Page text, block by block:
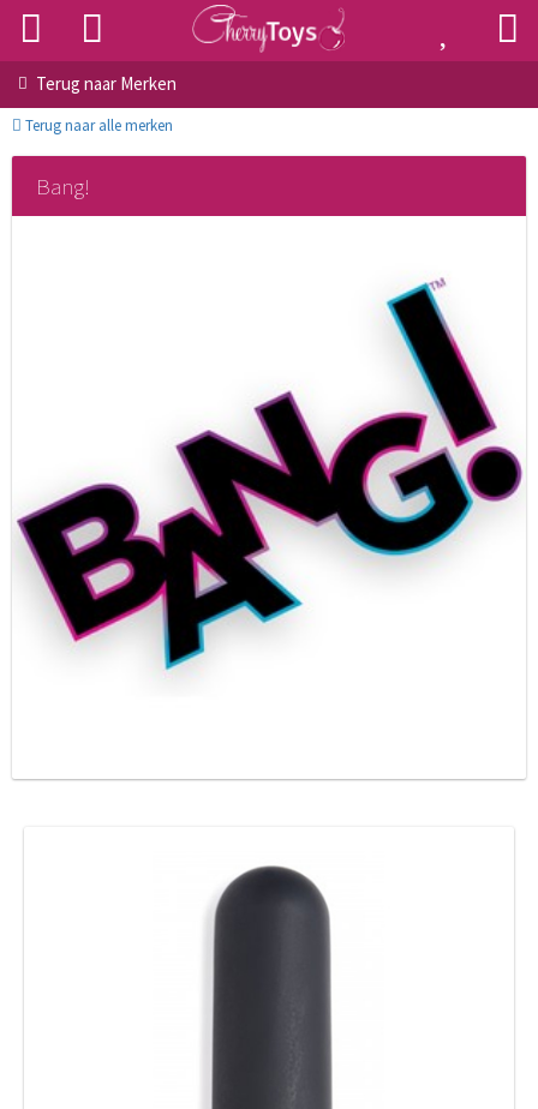
Terug naar Merken
Terug naar alle merken
Bang!